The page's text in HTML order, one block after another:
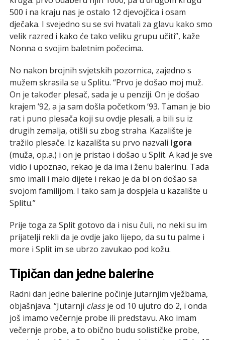
500 i na kraju nas je ostalo 12 djevojčica i osam
dječaka. I svejedno su se svi hvatali za glavu kako smo
velik razred i kako će tako veliku grupu učiti”, kaže
Nonna o svojim baletnim počecima.
No nakon brojnih svjetskih pozornica, zajedno s
mužem skrasila se u Splitu. “Prvo je došao moj muž.
On je također plesač, sada je u penziji. On je došao
krajem ’92, a ja sam došla početkom ’93. Taman je bio
rat i puno plesača koji su ovdje plesali, a bili su iz
drugih zemalja, otišli su zbog straha. Kazalište je
tražilo plesače. Iz kazališta su prvo nazvali Igora
(muža, op.a.) i on je pristao i došao u Split. A kad je sve
vidio i upoznao, rekao je da ima i ženu balerinu. Tada
smo imali i malo dijete i rekao je da bi on došao sa
svojom familijom. I tako sam ja dospjela u kazalište u
Splitu.”
Prije toga za Split gotovo da i nisu čuli, no neki su im
prijatelji rekli da je ovdje jako lijepo, da su tu palme i
more i Split im se ubrzo zavukao pod kožu.
Tipičan dan jedne balerine
Radni dan jedne balerine počinje jutarnjim vježbama,
objašnjava. “Jutarnji classje od 10 ujutro do 2, i onda
još imamo večernje probe ili predstavu. Ako imam
večernje probe, a to obično budu solističke probe,